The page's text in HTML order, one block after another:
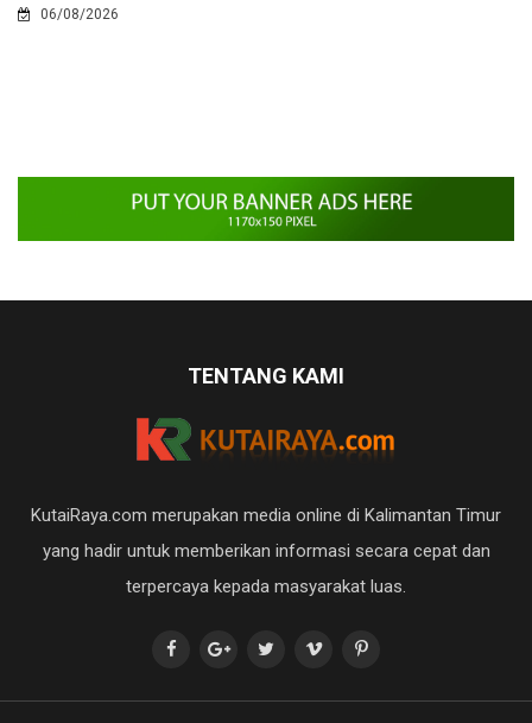
06/08/2026
TENTANG KAMI
KutaiRaya.com merupakan media online di Kalimantan Timur
yang hadir untuk memberikan informasi secara cepat dan
terpercaya kepada masyarakat luas.